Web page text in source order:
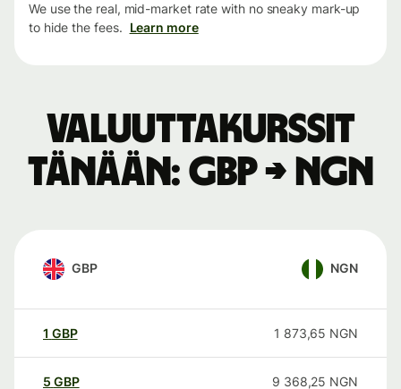
We use the real, mid-market rate with no sneaky mark-up
to hide the fees. Learn more
Valuuttakurssit
tänään: GBP → NGN
GBP NGN
1 GBP 1 873,65 NGN
5 GBP 9 368,25 NGN